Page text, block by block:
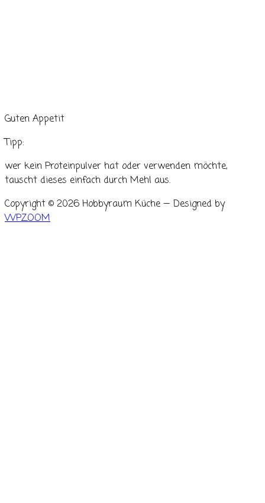
Guten Appetit
Tipp:
wer kein Proteinpulver hat oder verwenden möchte,
tauscht dieses einfach durch Mehl aus.
Copyright © 2026 Hobbyraum Küche — Designed by
WPZOOM